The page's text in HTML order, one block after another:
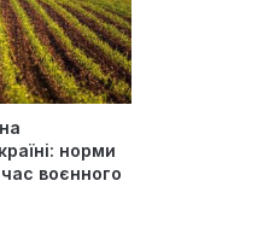
норми
воєнного